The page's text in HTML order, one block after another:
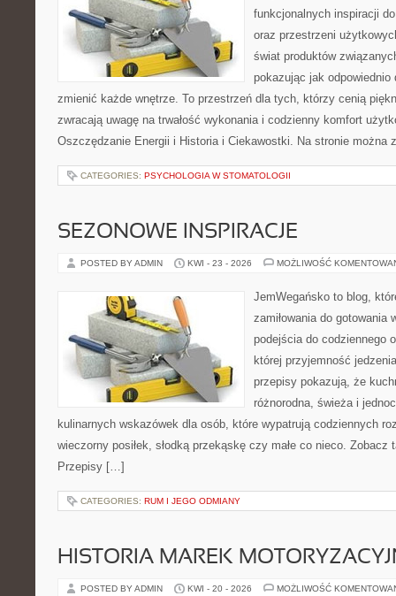
funkcjonalnych inspiracji
oraz przestrzeni
świat produktów
pokazując jak odpowiednio
zmienić każde wnętrze. To przestrzeń dla tych, którzy cenią
zwracają uwagę na trwałość wykonania i codzienny komfort
Oszczędzanie Energii i Historia i Ciekawostki. Na stronie można
CATEGORIES: PSYCHOLOGIA W STOMATOLOGII
SEZONOWE INSPIRACJE
POSTED BY ADMIN KWI - 23 - 2026 MOŻLIWOŚĆ
JemWegańsko to blog,
zamiłowania do gotowania
podejścia do codziennego
której przyjemność
przepisy pokazują, że
różnorodna, świeża i
kulinarnych wskazówek dla osób, które wypatrują codziennych
wieczorny posiłek, słodką przekąskę czy małe co nieco.
Przepisy […]
CATEGORIES: RUM I JEGO ODMIANY
HISTORIA MAREK
POSTED BY ADMIN KWI - 20 - 2026 MOŻLIWOŚĆ